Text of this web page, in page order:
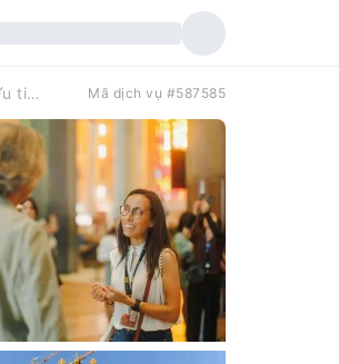
Barcelona: Tour tham quan Sagrada Familia có hướng dẫn viên & Ưu tiên vào cửa không cần xếp hàng | Tây Ban Nha Mã dịch vụ #587585